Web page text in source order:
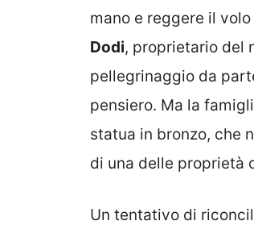
mano e reggere il
Dodi, proprietario del
pellegrinaggio da
pensiero. Ma la
statua in bronzo, che
di una delle proprietà
Un tentativo di